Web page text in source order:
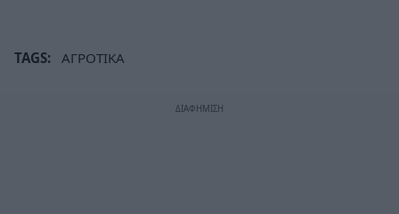
TAGS: ΑΓΡΟΤΙΚΑ